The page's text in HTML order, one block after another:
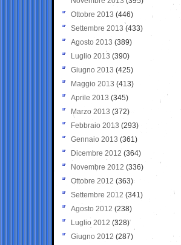
Ottobre 2013 (446)
Settembre 2013 (433)
Agosto 2013 (389)
Luglio 2013 (390)
Giugno 2013 (425)
Maggio 2013 (413)
Aprile 2013 (345)
Marzo 2013 (372)
Febbraio 2013 (293)
Gennaio 2013 (361)
Dicembre 2012 (364)
Novembre 2012 (336)
Ottobre 2012 (363)
Settembre 2012 (341)
Agosto 2012 (238)
Luglio 2012 (328)
Giugno 2012 (287)